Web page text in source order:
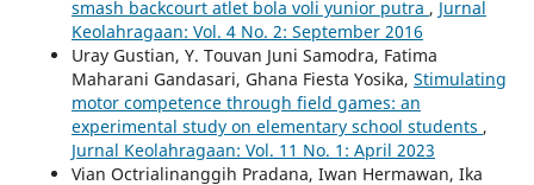
smash backcourt atlet bola voli yunior putra , Jurnal
Keolahragaan: Vol. 4 No. 2: September 2016
Uray Gustian, Y. Touvan Juni Samodra, Fatima
Maharani Gandasari, Ghana Fiesta Yosika, Stimulating
motor competence through field games: an
experimental study on elementary school students ,
Jurnal Keolahragaan: Vol. 11 No. 1: April 2023
Vian Octrialinanggih Pradana, Iwan Hermawan, Ika